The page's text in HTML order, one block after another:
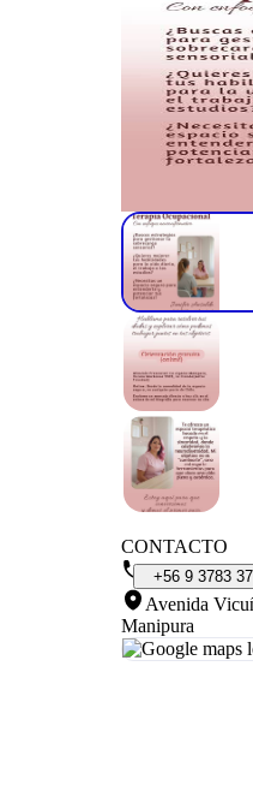
CONTACTO
+56 9 3783
Avenida
Manipura